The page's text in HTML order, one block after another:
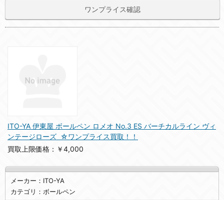
ワンプライス確認
ITO-YA 伊東屋 ボールペン ロメオ No.3 ES バーチカルライン ヴィ
ンテージローズ ☆ワンプライス買取！！
買取上限価格：￥4,000
メーカー：ITO-YA
カテゴリ：ボールペン